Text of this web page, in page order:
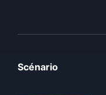
Scénario